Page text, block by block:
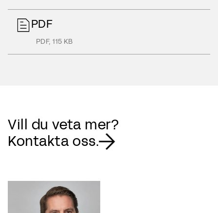
PDF
PDF,115 KB
Vill du veta mer?
Kontakta oss.